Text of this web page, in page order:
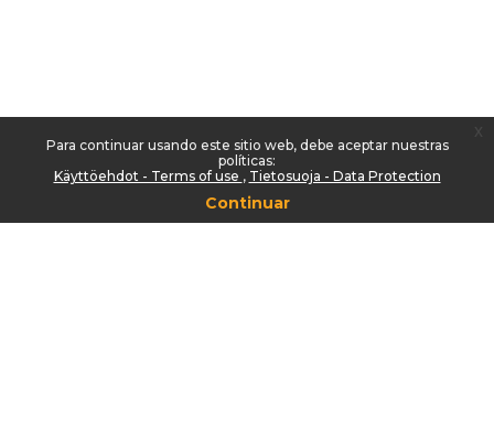
Para continuar usando este sitio web, debe aceptar nuestras
políticas:
Käyttöehdot - Terms of use
Tietosuoja - Data Protection
Continuar